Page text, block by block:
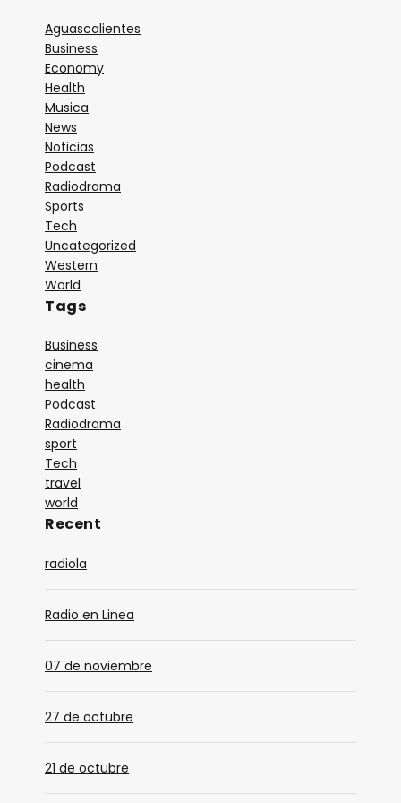
2. Identificación
14:00
1. Identificación
15:00
3. Que calor
16:00
4. Dave-Brubeck-Take-Five
ALAS 17
1. Título
Aguascalientes
Business
Economy
Health
Musica
News
Noticias
Podcast
Radiodrama
Sports
Tech
Uncategorized
Western
World
Tags
Business
cinema
health
Podcast
Radiodrama
sport
Tech
travel
world
Recent
radiola
Radio en Linea
07 de noviembre
27 de octubre
21 de octubre